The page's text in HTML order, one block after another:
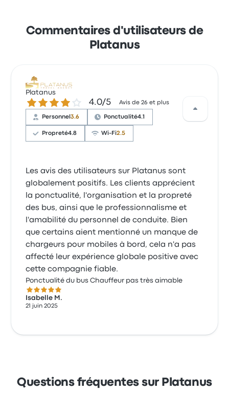
Commentaires d'utilisateurs de
Platanus
Platanus
4.0 sur 5 étoiles 4.0/5 Avis de 26 et plus
Personnel3.6 Ponctualité4.1
Propreté4.8 Wi-Fi2.5
Les avis des utilisateurs sur Platanus sont
globalement positifs. Les clients apprécient
la ponctualité, l'organisation et la propreté
des bus, ainsi que le professionnalisme et
l'amabilité du personnel de conduite. Bien
que certains aient mentionné un manque de
chargeurs pour mobiles à bord, cela n'a pas
affecté leur expérience globale positive avec
cette compagnie fiable.
Ponctualité du bus Chauffeur pas très aimable
5.0 sur 5 étoiles
Isabelle M.
21 juin 2025
Questions fréquentes sur Platanus